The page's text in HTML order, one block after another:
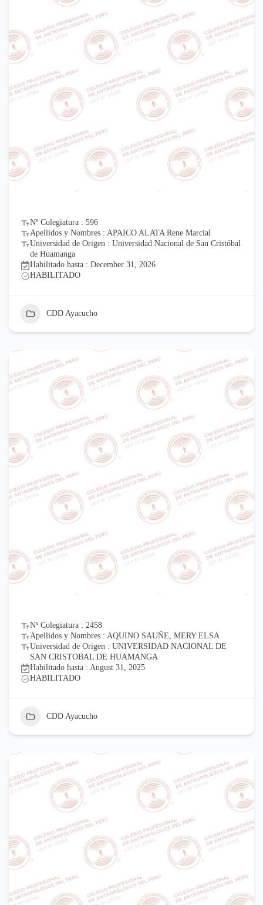
Nº Colegiatura : 596
Apellidos y Nombres : APAICO ALATA Rene Marcial
Universidad de Origen : Universidad Nacional de San Cristóbal
de Huamanga
Habilitado hasta : December 31, 2026
HABILITADO
CDD Ayacucho
Nº Colegiatura : 2458
Apellidos y Nombres : AQUINO SAUÑE, MERY ELSA
Universidad de Origen : UNIVERSIDAD NACIONAL DE
SAN CRISTOBAL DE HUAMANGA
Habilitado hasta : August 31, 2025
HABILITADO
CDD Ayacucho